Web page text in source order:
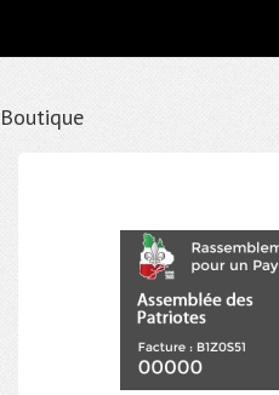
Boutique